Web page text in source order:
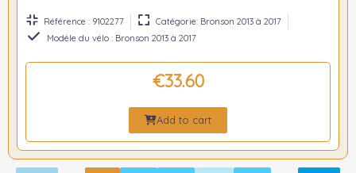
Référence : 9102277
Catégorie: Bronson 2013 à 2017
Modèle du vélo : Bronson 2013 à 2017
€33.60
Add to cart